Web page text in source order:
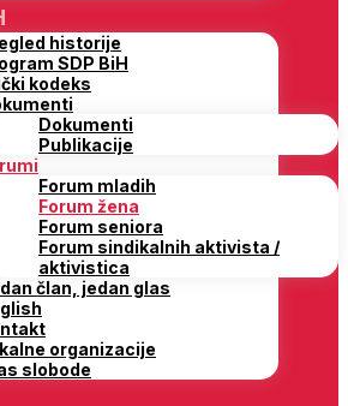
historije
SDP BiH
kodeks
Dokumenti
Publikacije
Forum mladih
Forum žena
Forum seniora
Forum sindikalnih aktivista /
aktivistica
član, jedan glas
organizacije
slobode